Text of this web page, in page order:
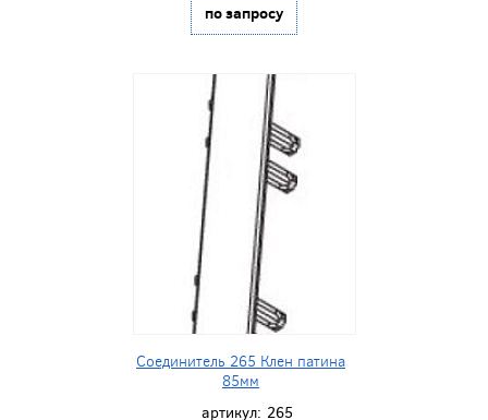
по запросу
Соединитель 265 Клен патина
85мм
артикул: 265